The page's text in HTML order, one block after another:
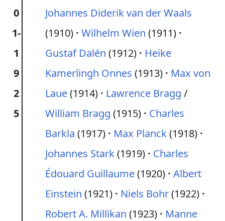
0
1-
1
9
2
5
Johannes Diderik van der Waals
(1910) Wilhelm Wien (1911)
Gustaf Dalén (1912)
Heike
Kamerlingh Onnes (1913)
Max von
Laue(1914) Lawrence Bragg /
William Bragg (1915)
Charles
Barkla (1917) Max Planck(1918)
Johannes Stark(1919)
Charles
Édouard Guillaume(1920) Albert
Einstein (1921) Niels Bohr(1922)
Robert A. Millikan (1923)
Manne